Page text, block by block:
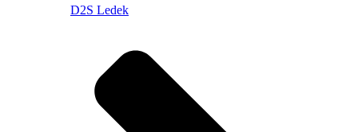
D2S Ledek